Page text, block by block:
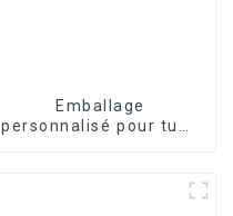
Emballage
personnalisé pour tube